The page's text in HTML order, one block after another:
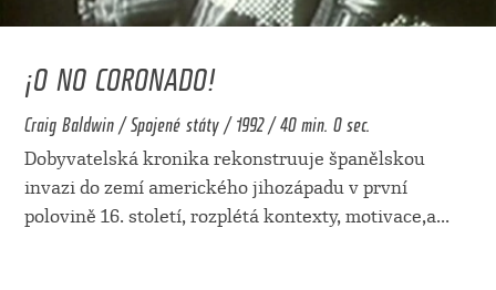
¡O NO CORONADO!
Craig Baldwin / Spojené státy / 1992 / 40 min. 0 sec.
Dobyvatelská kronika rekonstruuje španělskou
invazi do zemí amerického jihozápadu v první
polovině 16. století, rozplétá kontexty, motivace,a...